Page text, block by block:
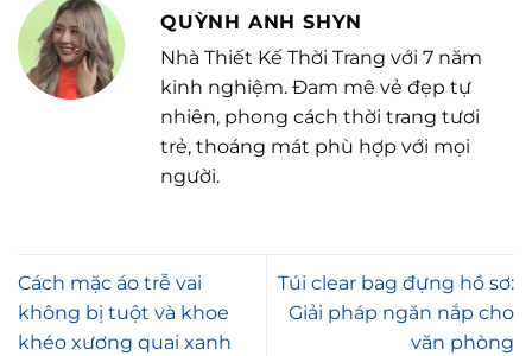
QUỲNH ANH SHYN
Nhà Thiết Kế Thời Trang với 7 năm
kinh nghiệm. Đam mê vẻ đẹp tự
nhiên, phong cách thời trang tươi
trẻ, thoáng mát phù hợp với mọi
người.
Cách mặc áo trễ vai
không bị tuột và khoe
khéo xương quai xanh
Túi clear bag đựng hồ sơ:
Giải pháp ngăn nắp cho
văn phòng